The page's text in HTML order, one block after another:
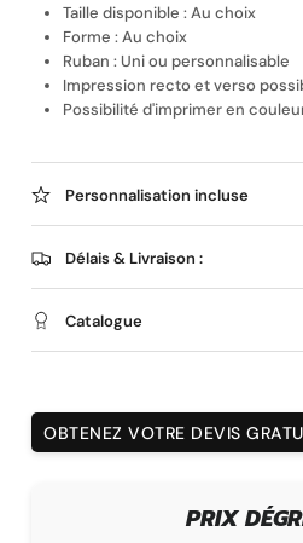
Magnet personnalisé
Taille disponible : Au choix
Forme : Au choix
Ruban : Uni ou personnalisable
Impression recto et verso
Possibilité d'imprimer en
Personnalisation incluse
Délais & Livraison :
Catalogue
OBTENEZ VOTRE DEVIS
PRIX DÉGRESSIF